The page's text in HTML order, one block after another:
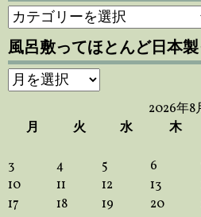
撥
水
風
呂
敷
用
は
無
風呂敷ってほとんど日本
風
呂
ほ
と
ん
2026年8
月
火 水 木
3
4 5 6
10
11 12 13
17
18 19 20